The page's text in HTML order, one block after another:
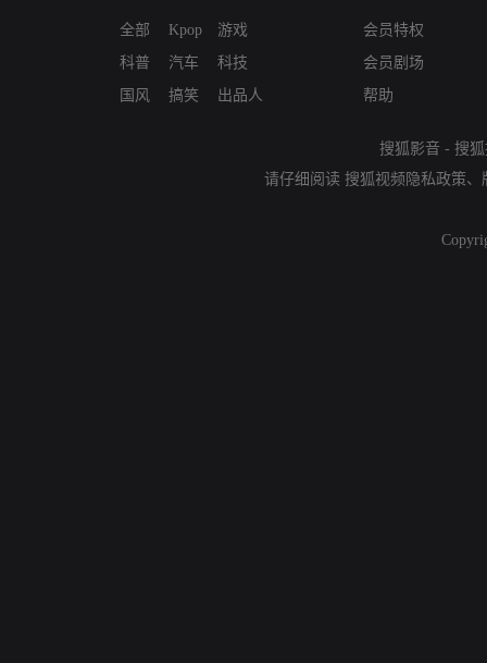
全部
科普
国风
Kpop
汽车
搞笑
游戏
科技
出品人
会员特权
会员剧场
帮助
搜狐影音 - 搜
请仔细阅读 搜狐视频隐私政策、